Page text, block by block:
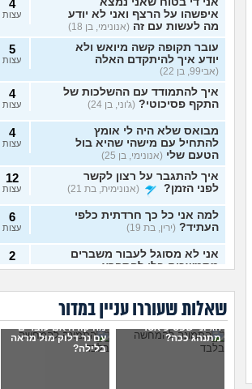
איפשהו על הרצף ואני לא יודע
מה לעשות עם זה (אנונימי, בן 18)
4
עצות
עובר תקופה קשה מיואש ולא
יודע איך להיתקדם האלה
(אבי99, בן 22)
5
עצות
איך להתמודד עם ההשלכות של
התקף פסיכוטי? (ג'וני, בן 24)
4
עצות
מבואס שלא היה לי אומץ
להתחיל עם מישהי שהיא בול
הטעם שלי (אנונימי, בן 25)
4
עצות
איך להתגבר על רצון לקשר
לפני הזמן?
(אנונימית, בת 21)
12
עצות
למה אני כל כך חרדתית כלפי
העתיד? (ירין, בת 19)
6
עצות
אני לא מסוגל לעבור משברים
מתמשכים בלי להתפרץ
2
בעלי חסר רגשות באופן מדאיג
(אנונימית, בת 33)
מרגיש תקוע בחיים, איך
להתמודד?
2
שאלות שעוררו עניין במדור
הגיוני שפסיכיאטר
מתנהג ככה?
מה קורה אם עוברים
עם נר דלוק מול מראה
בלילה?